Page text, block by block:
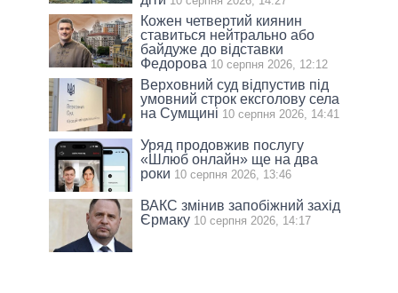
Кожен четвертий киянин
ставиться нейтрально або
байдуже до відставки
Федорова 10 серпня 2026, 12:12
Верховний суд відпустив під
умовний строк ексголову села
на Сумщині 10 серпня 2026, 14:41
Уряд продовжив послугу
«Шлюб онлайн» ще на два
роки 10 серпня 2026, 13:46
ВАКС змінив запобіжний захід
Єрмаку 10 серпня 2026, 14:17